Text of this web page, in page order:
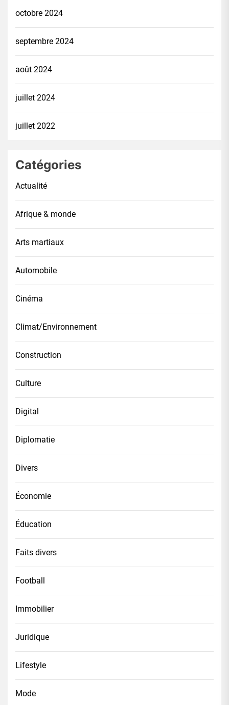
octobre 2024
septembre 2024
août 2024
juillet 2024
juillet 2022
Catégories
Actualité
Afrique & monde
Arts martiaux
Automobile
Cinéma
Climat/Environnement
Construction
Culture
Digital
Diplomatie
Divers
Économie
Éducation
Faits divers
Football
Immobilier
Juridique
Lifestyle
Mode